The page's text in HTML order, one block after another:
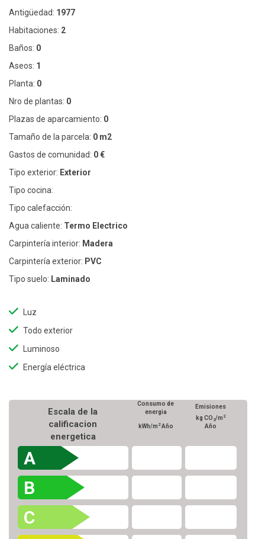
Antigüedad: 1977
Habitaciones: 2
Baños: 0
Aseos: 1
Planta: 0
Nro de plantas: 0
Plazas de aparcamiento: 0
Tamaño de la parcela: 0 m2
Gastos de comunidad: 0 €
Tipo exterior: Exterior
Tipo cocina:
Tipo calefacción:
Agua caliente: Termo Electrico
Carpintería interior: Madera
Carpintería exterior: PVC
Tipo suelo: Laminado
Luz
Todo exterior
Luminoso
Energía eléctrica
Escala de la
calificacion
energetica
Consumo de
energia
kWh/m 2Año
Emisiones
kg CO 2/m 2
Año
A
B
C